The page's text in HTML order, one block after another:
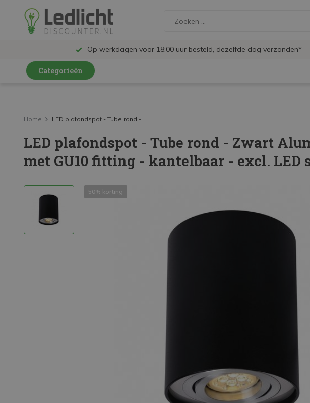
Op werkdagen voor 18:00 uur besteld, dezelfde dag verzonden*
Categorieën
LED Railspots
LED Panelen
LED TL
LED Schijnwerpers
Home LED plafondspot - Tube rond - ...
LED plafondspot - Tube rond - Zwart
met GU10 fitting - kantelbaar - excl. LED
50% korting